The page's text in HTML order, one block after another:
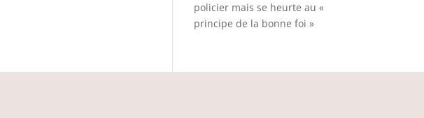
policier mais se heurte au «
principe de la bonne foi »